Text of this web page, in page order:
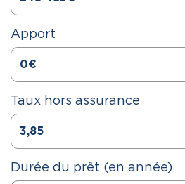
Apport
Taux hors assurance
Durée du prêt (en année)